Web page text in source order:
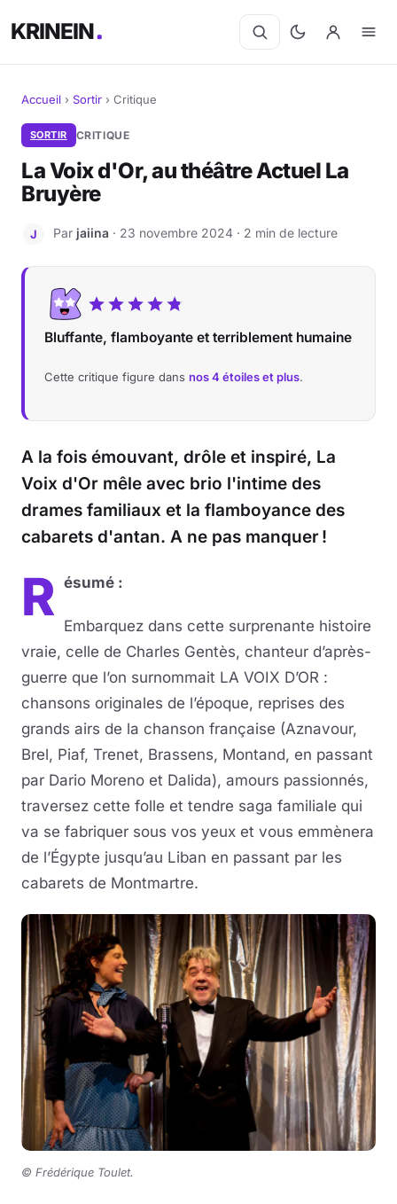
KRINEIN
Cinéma
Séries
Livres
Jeux vidéo
Sortir
Sciences & Tech
Accueil › Sortir › Critique
SORTIR CRITIQUE
La Voix d'Or, au théâtre Actuel La
Bruyère
J Par jaiina · 23 novembre 2024 · 2 min de lecture
Bluffante, flamboyante et terriblement humaine
Cette critique figure dans nos 4 étoiles et plus.
A la fois émouvant, drôle et inspiré, La
Voix d'Or mêle avec brio l'intime des
drames familiaux et la flamboyance des
cabarets d'antan. A ne pas manquer !
R ésumé :
Embarquez dans cette surprenante histoire
vraie, celle de Charles Gentès, chanteur d’après-
guerre que l’on surnommait LA VOIX D’OR :
chansons originales de l’époque, reprises des
grands airs de la chanson française (Aznavour,
Brel, Piaf, Trenet, Brassens, Montand, en passant
par Dario Moreno et Dalida), amours passionnés,
traversez cette folle et tendre saga familiale qui
va se fabriquer sous vos yeux et vous emmènera
de l’Égypte jusqu’au Liban en passant par les
cabarets de Montmartre.
© Frédérique Toulet.